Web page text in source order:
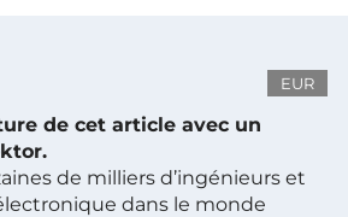
EUR
de cet article avec un
de milliers d’ingénieurs et
dans le monde